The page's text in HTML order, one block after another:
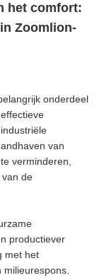
het comfort:
Zoomlion-
onderdeel
van
verminderen,
de
productiever
met het